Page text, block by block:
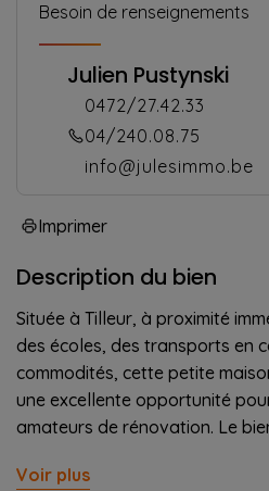
Besoin de renseignements
Julien Pustynski
0472/27.42.33
04/240.08.75
info@julesimmo.be
Imprimer
Description du bien
Située à Tilleur, à proximité
des écoles, des transports en
commodités, cette petite
une excellente opportunité
amateurs de rénovation. Le
pour vos futurs travaux. Il
Voir plus